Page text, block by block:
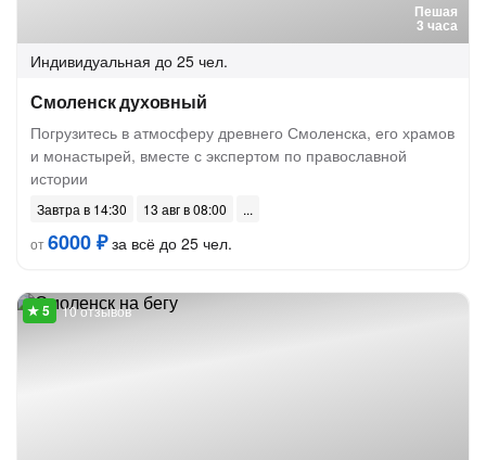
Пешая
3 часа
Индивидуальная до 25 чел.
Смоленск духовный
Погрузитесь в атмосферу древнего Смоленска, его храмов
и монастырей, вместе с экспертом по православной
истории
Завтра в 14:30
13 авг в 08:00
от6000 ₽за всё до 25 чел.
10 отзывов